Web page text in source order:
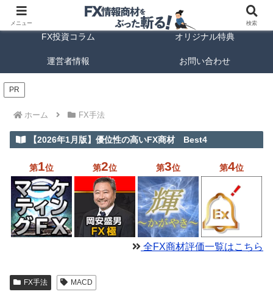
FX商材ランキング FX手法解説
FX投資コラム オリジナル特典
運営者情報 お問い合わせ
PR
ホーム FX手法
【2026年1月版】優位性の高いFX商材 Best4
第1位 第2位 第3位 第4位
全FX商材評価一覧はこちら
FX手法 MACD
メニュー 検索